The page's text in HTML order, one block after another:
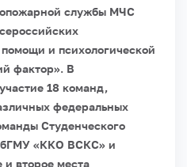
службы МЧС
и психологической
фактор». В
18 команд,
федеральных
Студенческого
«ККО ВСКС» и
и второе места